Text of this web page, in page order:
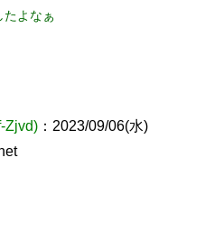
たよなぁ
Zjvd) ：2023/09/06(水)